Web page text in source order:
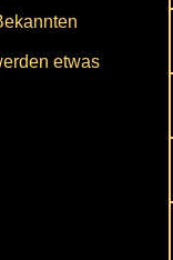
etwas